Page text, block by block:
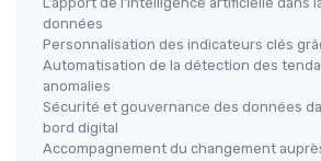
données
Personnalisation des indicateurs clés
Automatisation de la détection des
anomalies
Sécurité et gouvernance des données
bord digital
Accompagnement du changement